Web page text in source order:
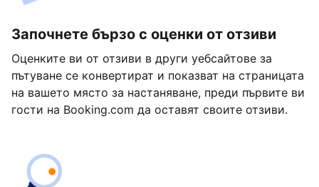
Започнете бързо с оценки от отзиви
Оценките ви от отзиви в други уебсайтове за
пътуване се конвертират и показват на страницата
на вашето място за настаняване, преди първите ви
гости на Booking.com да оставят своите отзиви.